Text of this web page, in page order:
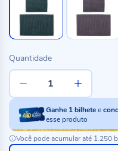
Quantidade
Ganhe 1bilhetee
esse produto
Você pode acumular até 1.250